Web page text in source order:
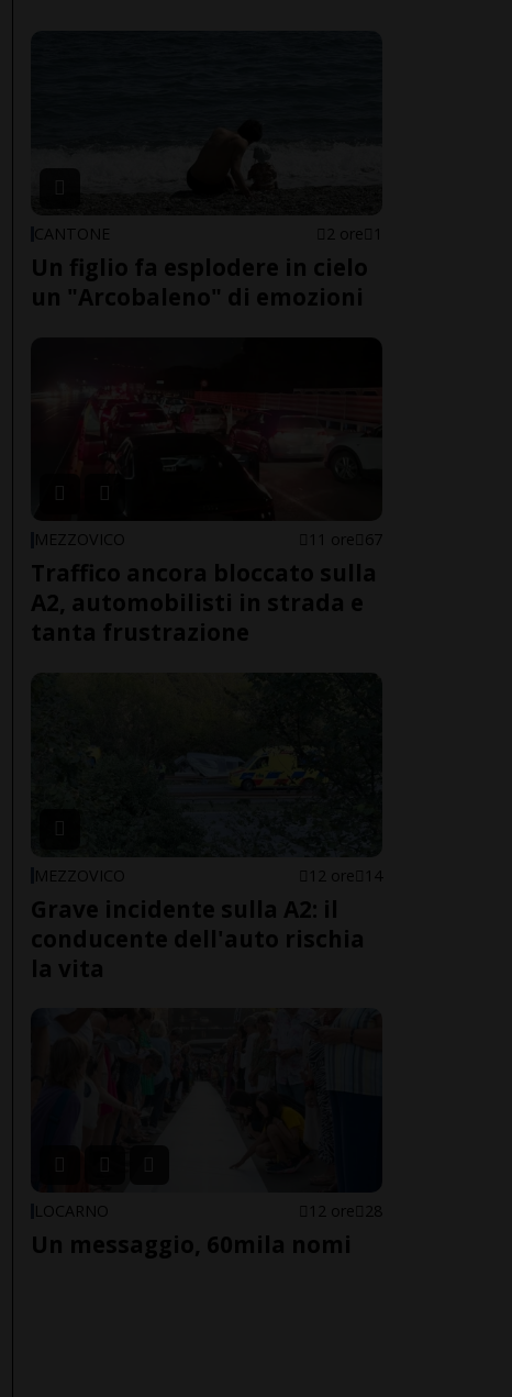
CANTONE 2 ore 1
Un figlio fa esplodere in cielo
un "Arcobaleno" di emozioni
MEZZOVICO 11 ore 67
Traffico ancora bloccato sulla
A2, automobilisti in strada e
tanta frustrazione
MEZZOVICO 12 ore 14
Grave incidente sulla A2: il
conducente dell'auto rischia
la vita
LOCARNO 12 ore 28
Un messaggio, 60mila nomi